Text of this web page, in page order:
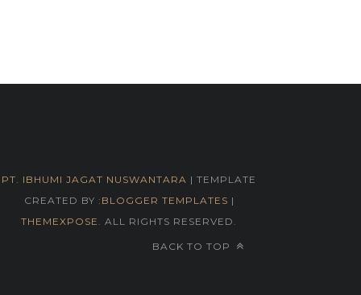
PT. IBHUMI JAGAT NUSWANTARA | TEMPLATE
CREATED BY : BLOGGER TEMPLATES |
THEMEXPOSE . ALL RIGHTS RESERVED.
BACK TO TOP